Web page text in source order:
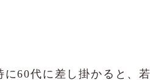
60代に差し掛かると、若